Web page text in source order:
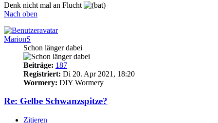
Denk nicht mal an Flucht
Nach oben
MarionS
Schon länger dabei
Beiträge: 187
Registriert: Di 20. Apr 2021, 18:20
Wormery: DIY Wormery
Re: Gelbe Schwanzspitze?
Zitieren